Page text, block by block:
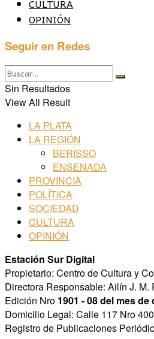
CULTURA
OPINIÓN
Seguir en Redes
Sin Resultados
View All Result
LA PLATA
LA REGIÓN
BERISSO
ENSENADA
PROVINCIA
POLÍTICA
SOCIEDAD
CULTURA
OPINIÓN
Estación Sur Digital
Propietario: Centro de Cultura y
Directora Responsable: Ailín J. M.
Edición Nro 1901 - 08 del mes de
Domicilio Legal: Calle 117 Nro
Registro de Publicaciones